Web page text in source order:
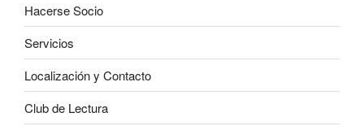
Hacerse Socio
Servicios
Localización y Contacto
Club de Lectura